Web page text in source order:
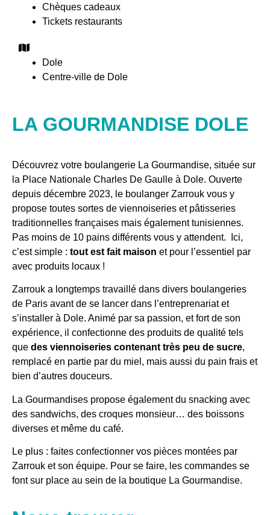
Chèques cadeaux
Tickets restaurants
Dole
Centre-ville de Dole
LA GOURMANDISE DOLE
Découvrez votre boulangerie La Gourmandise, située sur
la Place Nationale Charles De Gaulle à Dole. Ouverte
depuis décembre 2023, le boulanger Zarrouk vous y
propose toutes sortes de viennoiseries et pâtisseries
traditionnelles françaises mais également tunisiennes.
Pas moins de 10 pains différents vous y attendent. Ici,
c’est simple : tout est fait maison et pour l’essentiel par
avec produits locaux !
Zarrouk a longtemps travaillé dans divers boulangeries
de Paris avant de se lancer dans l’entreprenariat et
s’installer à Dole. Animé par sa passion, et fort de son
expérience, il confectionne des produits de qualité tels
que des viennoiseries contenant très peu de sucre,
remplacé en partie par du miel, mais aussi du pain frais et
bien d’autres douceurs.
La Gourmandises propose également du snacking avec
des sandwichs, des croques monsieur… des boissons
diverses et même du café.
Le plus : faites confectionner vos pièces montées par
Zarrouk et son équipe. Pour se faire, les commandes se
font sur place au sein de la boutique La Gourmandise.